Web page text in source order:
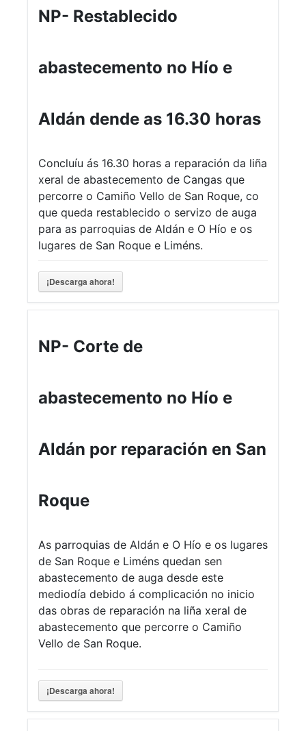
NP- Restablecido
abastecemento no Hío e
Aldán dende as 16.30 horas
Concluíu ás 16.30 horas a reparación da liña
xeral de abastecemento de Cangas que
percorre o Camiño Vello de San Roque, co
que queda restablecido o servizo de auga
para as parroquias de Aldán e O Hío e os
lugares de San Roque e Liméns.
¡Descarga ahora!
NP- Corte de
abastecemento no Hío e
Aldán por reparación en San
Roque
As parroquias de Aldán e O Hío e os lugares
de San Roque e Liméns quedan sen
abastecemento de auga desde este
mediodía debido á complicación no inicio
das obras de reparación na liña xeral de
abastecemento que percorre o Camiño
Vello de San Roque.
¡Descarga ahora!